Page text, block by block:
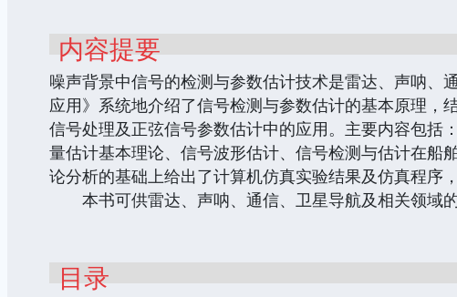
内容提要
噪声背景中信号的检测与参数估计技术是雷达、声呐、
应用》系统地介绍了信号检测与参数估计的基本原理，
信号处理及正弦信号参数估计中的应用。主要内容包
量估计基本理论、信号波形估计、信号检测与估计在船
论分析的基础上给出了计算机仿真实验结果及仿真程序
本书可供雷达、声呐、通信、卫星导航及相关领域的
目录